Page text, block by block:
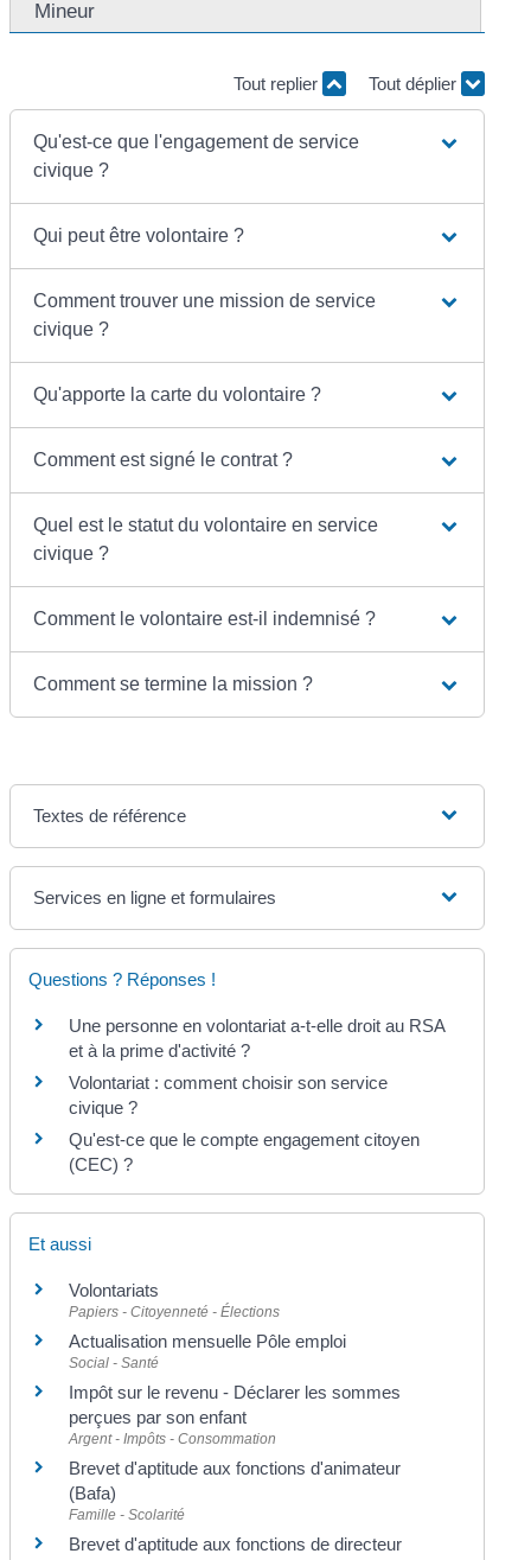
Mineur
Tout replier Tout déplier
Qu'est-ce que l'engagement de service
civique ?
Qui peut être volontaire ?
Comment trouver une mission de service
civique ?
Qu'apporte la carte du volontaire ?
Comment est signé le contrat ?
Quel est le statut du volontaire en service
civique ?
Comment le volontaire est-il indemnisé ?
Comment se termine la mission ?
Textes de référence
Services en ligne et formulaires
Questions ? Réponses !
Une personne en volontariat a-t-elle droit au RSA
et à la prime d'activité ?
Volontariat : comment choisir son service
civique ?
Qu'est-ce que le compte engagement citoyen
(CEC) ?
Et aussi
Volontariats
Papiers - Citoyenneté - Élections
Actualisation mensuelle Pôle emploi
Social - Santé
Impôt sur le revenu - Déclarer les sommes
perçues par son enfant
Argent - Impôts - Consommation
Brevet d'aptitude aux fonctions d'animateur
(Bafa)
Famille - Scolarité
Brevet d'aptitude aux fonctions de directeur